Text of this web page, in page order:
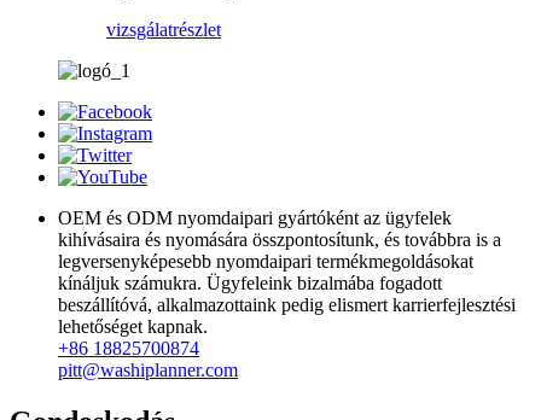
vizsgálatrészlet
OEM és ODM nyomdaipari gyártóként az ügyfelek
kihívásaira és nyomására összpontosítunk, és továbbra is a
legversenyképesebb nyomdaipari termékmegoldásokat
kínáljuk számukra. Ügyfeleink bizalmába fogadott
beszállítóvá, alkalmazottaink pedig elismert karrierfejlesztési
lehetőséget kapnak.
+86 18825700874
pitt@washiplanner.com